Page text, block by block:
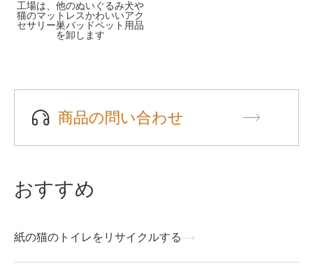
工場は、他のぬいぐるみ犬や
猫のマットレスかわいいアク
セサリー巣パッドペット用品
を卸します
商品の問い合わせ
おすすめ
紙の猫のトイレをリサイクルする